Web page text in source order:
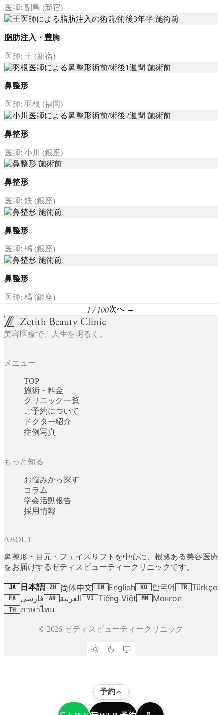
医師: 副島 (新宿)
脂肪注入・豊胸
医師: 王 (新宿)
鼻整形
医師: 羽根 (福岡)
鼻整形
医師: 小川 (銀座)
鼻整形
医師: 鉄 (銀座)
鼻整形
医師: 橘 (銀座)
鼻整形
医師: 橘 (銀座)
1 / 100次へ →
美容医療で、人生を明るく。
メニュー
TOP
施術・料金
クリニック一覧
ご予約について
ドクター紹介
症例写真
もっと知る
お悩みから探す
コラム
学会活動報告
採用情報
ABOUT
鼻整形・目元・フェイスリフトを中心に、根拠ある美容医療
をお届けするゼティスビューティークリニックです。
JA 日本語 ZH 简体中文 EN English KO 한국어 TR Türkçe
FA فارسی AR العربية VI Tiếng Việt MN Монгол
TH ภาษาไทย
© 2026 ゼティスビューティークリニック
予約